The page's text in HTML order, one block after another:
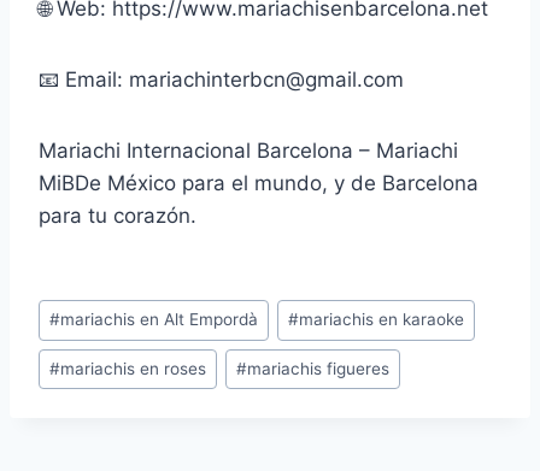
🌐 Web: https://www.mariachisenbarcelona.net
📧 Email: mariachinterbcn@gmail.com
Mariachi Internacional Barcelona – Mariachi
MiBDe México para el mundo, y de Barcelona
para tu corazón.
Etiquetas
de
la
#mariachis en Alt Empordà #mariachis en karaoke
#mariachis en roses #mariachis figueres